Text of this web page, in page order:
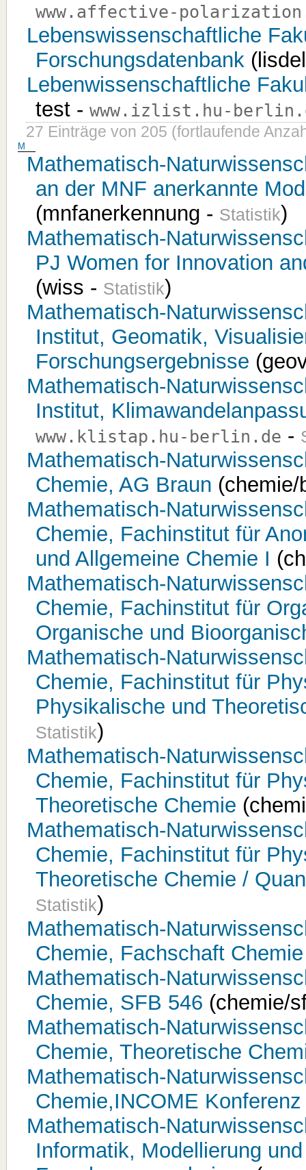
www.affective-
Lebenswissenschaftliche
Forschungsdatenbank
Lebenwissenschaftliche
test - www.izlist.hu-
27 Einträge von 205 (fortlaufende
M
Mathematisch-
an der MNF anerkannte
(mnfanerkennung - Statistik)
Mathematisch-
PJ Women for Innovation
(wiss - Statistik)
Mathematisch-
Institut, Geomatik,
Forschungsergebnisse
Mathematisch-
Institut,
www.klistap.hu-berlin.de -
Mathematisch-
Chemie, AG Braun
Mathematisch-
Chemie, Fachinstitut für
und Allgemeine Chemie I
Mathematisch-
Chemie, Fachinstitut für
Organische und
Mathematisch-
Chemie, Fachinstitut für
Physikalische und
Statistik)
Mathematisch-
Chemie, Fachinstitut für
Theoretische Chemie
Mathematisch-
Chemie, Fachinstitut für
Theoretische Chemie /
Statistik)
Mathematisch-
Chemie, Fachschaft Chemie
Mathematisch-
Chemie, SFB 546 (chemie/
Mathematisch-
Chemie, Theoretische
Mathematisch-
Chemie,INCOME
Mathematisch-
Informatik, Modellierung